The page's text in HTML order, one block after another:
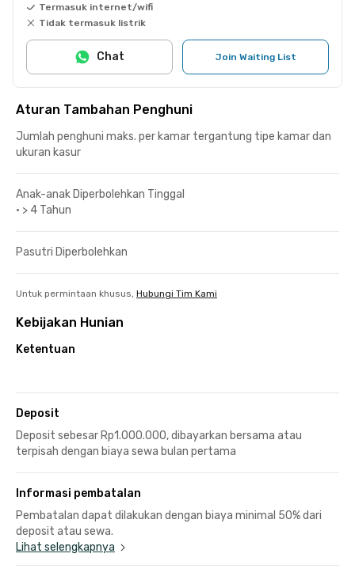
Termasuk internet/wifi
Tidak termasuk listrik
Join Waiting List
Chat
Aturan Tambahan Penghuni
Jumlah penghuni maks. per kamar tergantung tipe kamar dan
ukuran kasur
Anak-anak Diperbolehkan Tinggal
• > 4 Tahun
Pasutri Diperbolehkan
Untuk permintaan khusus, Hubungi Tim Kami
Kebijakan Hunian
Ketentuan
Deposit
Deposit sebesar Rp1.000.000, dibayarkan bersama atau
terpisah dengan biaya sewa bulan pertama
Informasi pembatalan
Pembatalan dapat dilakukan dengan biaya minimal 50% dari
deposit atau sewa.
Lihat selengkapnya